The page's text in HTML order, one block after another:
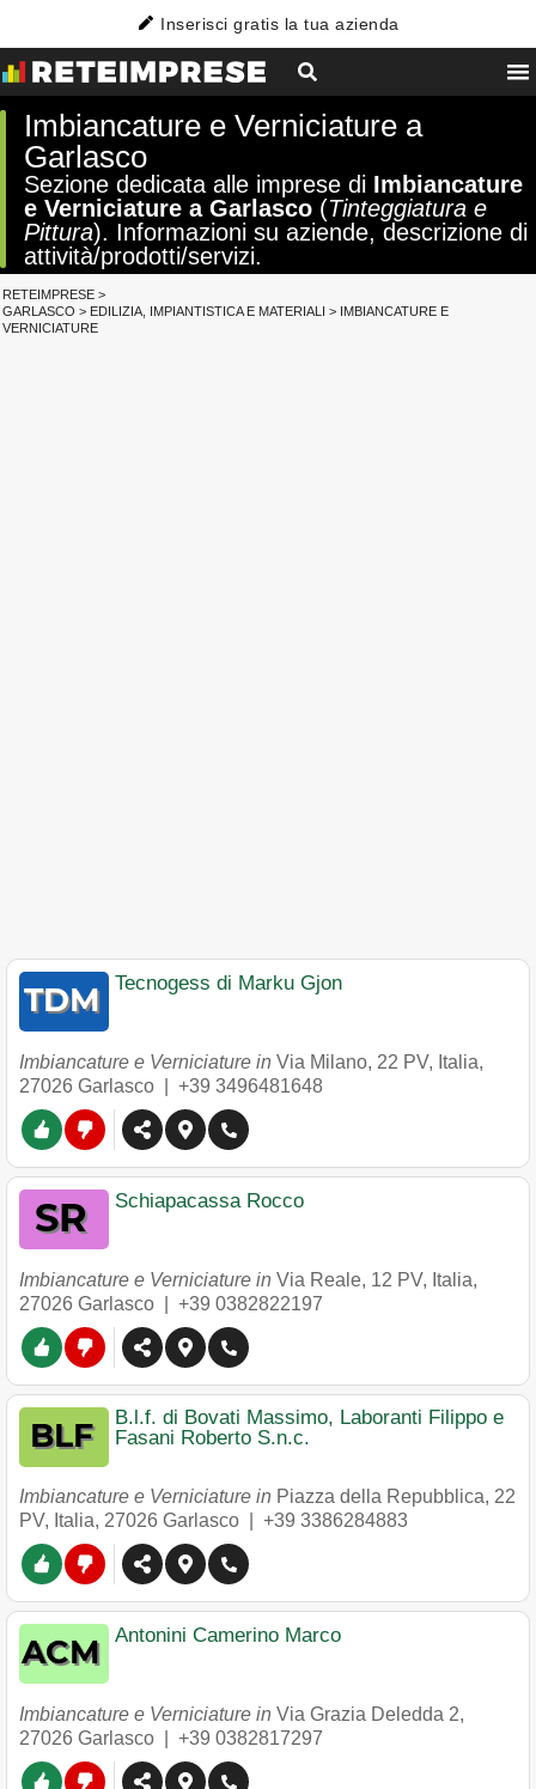
Inserisci gratis la tua azienda
Imbiancature e Verniciature a
Garlasco
Sezione dedicata alle imprese di Imbiancature
e Verniciature a Garlasco (Tinteggiatura e
Pittura). Informazioni su aziende, descrizione di
attività/prodotti/servizi.
RETEIMPRESE >
GARLASCO > EDILIZIA, IMPIANTISTICA E MATERIALI > IMBIANCATURE E
VERNICIATURE
Tecnogess di Marku Gjon
Imbiancature e Verniciature in Via Milano, 22 PV, Italia,
27026 Garlasco +39 3496481648
Schiapacassa Rocco
Imbiancature e Verniciature in Via Reale, 12 PV, Italia,
27026 Garlasco +39 0382822197
B.l.f. di Bovati Massimo, Laboranti Filippo e
Fasani Roberto S.n.c.
Imbiancature e Verniciature in Piazza della Repubblica, 22
PV, Italia, 27026 Garlasco +39 3386284883
Antonini Camerino Marco
Imbiancature e Verniciature in Via Grazia Deledda 2,
27026 Garlasco +39 0382817297